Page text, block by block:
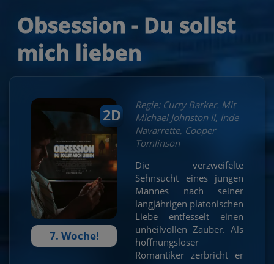
Obsession - Du sollst
mich lieben
2D
7. Woche!
Regie: Curry Barker. Mit
Michael Johnston II, Inde
Navarrette, Cooper
Tomlinson
Die verzweifelte
Sehnsucht eines jungen
Mannes nach seiner
langjährigen platonischen
Liebe entfesselt einen
unheilvollen Zauber. Als
hoffnungsloser
Romantiker zerbricht er